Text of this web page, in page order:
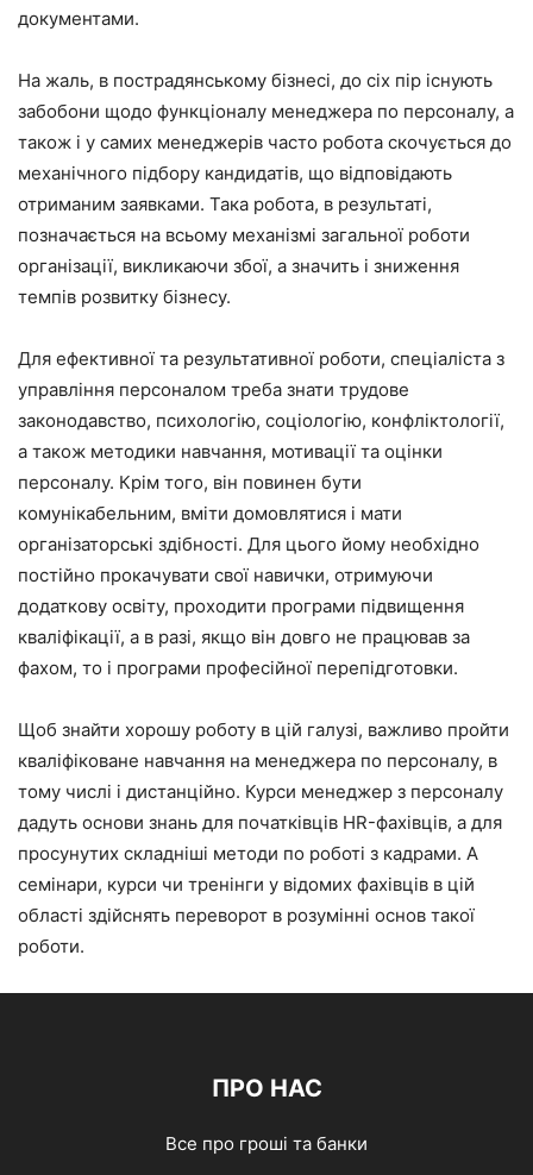
документами.
На жаль, в пострадянському бізнесі, до сіх пір існують
забобони щодо функціоналу менеджера по персоналу, а
також і у самих менеджерів часто робота скочується до
механічного підбору кандидатів, що відповідають
отриманим заявками. Така робота, в результаті,
позначається на всьому механізмі загальної роботи
організації, викликаючи збої, а значить і зниження
темпів розвитку бізнесу.
Для ефективної та результативної роботи, спеціаліста з
управління персоналом треба знати трудове
законодавство, психологію, соціологію, конфліктології,
а також методики навчання, мотивації та оцінки
персоналу. Крім того, він повинен бути
комунікабельним, вміти домовлятися і мати
організаторські здібності. Для цього йому необхідно
постійно прокачувати свої навички, отримуючи
додаткову освіту, проходити програми підвищення
кваліфікації, а в разі, якщо він довго не працював за
фахом, то і програми професійної перепідготовки.
Щоб знайти хорошу роботу в цій галузі, важливо пройти
кваліфіковане навчання на менеджера по персоналу, в
тому числі і дистанційно. Курси менеджер з персоналу
дадуть основи знань для початківців HR-фахівців, а для
просунутих складніші методи по роботі з кадрами. А
семінари, курси чи тренінги у відомих фахівців в цій
області здійснять переворот в розумінні основ такої
роботи.
ПРО НАС
Все про гроші та банки